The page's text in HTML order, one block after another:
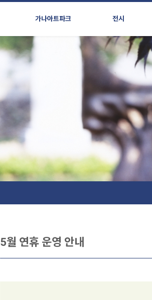
가나아트파크 전시
5월 연휴 운영 안내